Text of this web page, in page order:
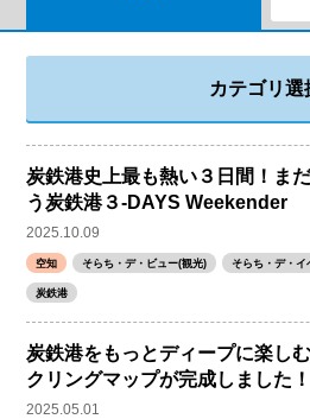
カテゴリ選
炭鉄港史上最も熱い３日間！ま
う炭鉄港３-DAYS Weekender
2025.10.09
空知 そらち・デ・ビュー(観光) そらち・デ・イ
炭鉄港
炭鉄港をもっとディープに楽し
クリングマップが完成しました！
2025.05.01